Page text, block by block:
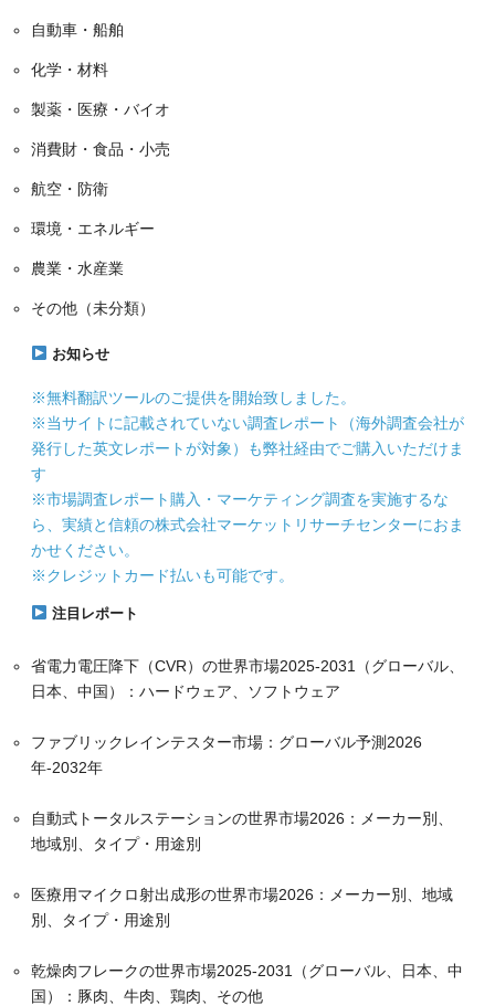
自動車・船舶
化学・材料
製薬・医療・バイオ
消費財・食品・小売
航空・防衛
環境・エネルギー
農業・水産業
その他（未分類）
お知らせ
※無料翻訳ツールのご提供を開始致しました。
※当サイトに記載されていない調査レポート（海外調査会社が
発行した英文レポートが対象）も弊社経由でご購入いただけま
す
※市場調査レポート購入・マーケティング調査を実施するな
ら、実績と信頼の株式会社マーケットリサーチセンターにおま
かせください。
※クレジットカード払いも可能です。
注目レポート
省電力電圧降下（CVR）の世界市場2025-2031（グローバル、
日本、中国）：ハードウェア、ソフトウェア
ファブリックレインテスター市場：グローバル予測2026
年-2032年
自動式トータルステーションの世界市場2026：メーカー別、
地域別、タイプ・用途別
医療用マイクロ射出成形の世界市場2026：メーカー別、地域
別、タイプ・用途別
乾燥肉フレークの世界市場2025-2031（グローバル、日本、中
国）：豚肉、牛肉、鶏肉、その他